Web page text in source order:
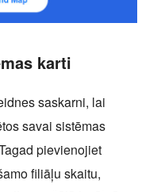
karti
saskarni, lai
savai sistēmas
pievienojiet
filiāļu skaitu,